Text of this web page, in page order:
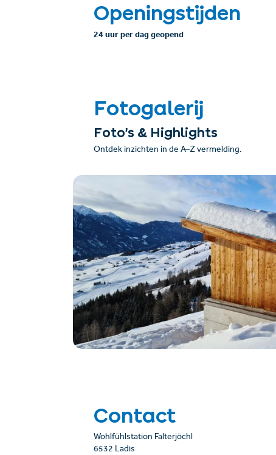
Openingstijden
24 uur per dag geopend
Fotogalerij
Foto’s & Highlights
Ontdek inzichten in de A–Z vermelding.
Contact
Wohlfühlstation Falterjöchl
6532 Ladis